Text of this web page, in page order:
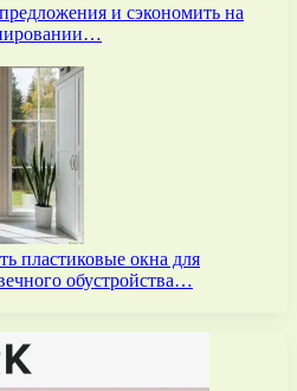
и сэкономить на
пластиковые окна для
обустройства…